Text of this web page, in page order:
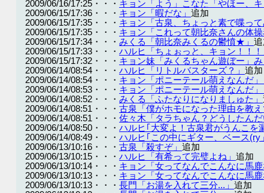
2009/06/16/17:25・・・ キョン「よう」こなた「やほー、
2009/06/15/17:36・・・ キョン「暇だな」 追加
2009/06/15/17:35・・・ キョン「古泉、ちょっと素で喋って
2009/06/15/17:35・・・ キョン「これって朝比奈さんの体
2009/06/15/17:34・・・ みくる「朝比奈みくるの鬱憤★」
2009/06/15/17:33・・・ ハルヒ「ちょぉっと、キョン！！！
2009/06/15/17:32・・・ キョン妹「みくるちゃん遊ぼー」
2009/06/14/08:54・・・ ハルヒ「リトルバスターズ？」 追加
2009/06/14/08:54・・・ キョン「ポニーテール萌えなんだ
2009/06/14/08:53・・・ キョン「ポニーテール萌えなんだ
2009/06/14/08:52・・・ みくる「ふたなりになりましゅた」
2009/06/14/08:51・・・ 古泉「僕がホモになった理由を教え
2009/06/14/08:51・・・ 佐々木「タラちゃん？どうしたんだ
2009/06/14/08:50・・・ ハルヒ｢大変よ！古泉君がうんこを
2009/06/14/08:49・・・ ハルヒ｢この中にギター、ベース(ry」
2009/06/13/10:16・・・ 古泉「殺すぞ」 追加
2009/06/13/10:15・・・ ハルヒ「有希って完璧よね」 追加
2009/06/13/10:14・・・ キョン「女ってなんでこんなに馬鹿
2009/06/13/10:13・・・ キョン「女ってなんでこんなに馬鹿
2009/06/13/10:13・・・ 長門「お湯を入れて三分...」 追加